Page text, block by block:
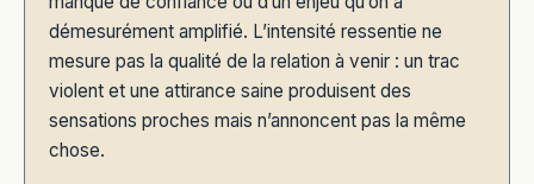
démesurément amplifié. L’intensité ressentie ne
mesure pas la qualité de la relation à venir : un trac
violent et une attirance saine produisent des
sensations proches mais n’annoncent pas la même
chose.